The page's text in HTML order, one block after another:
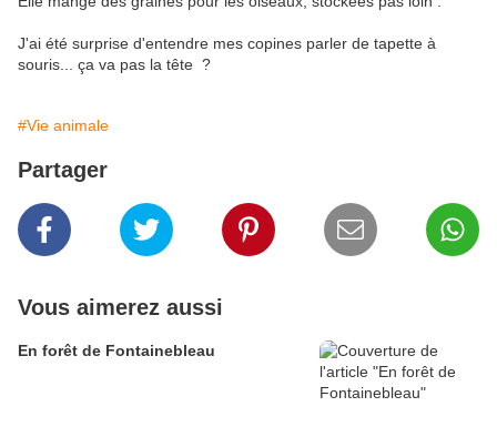
J'ai été surprise d'entendre mes copines parler de tapette à
souris... ça va pas la tête ?
#Vie animale
Partager
Vous aimerez aussi
En forêt de Fontainebleau